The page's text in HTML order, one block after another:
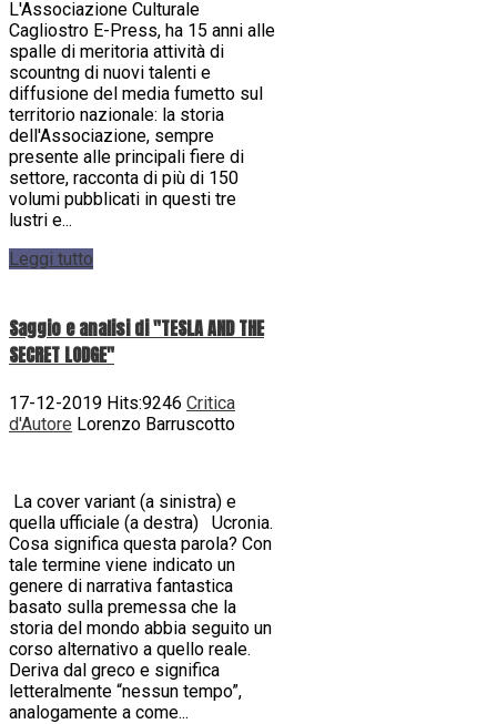
L'Associazione Culturale
Cagliostro E-Press, ha 15 anni alle
spalle di meritoria attività di
scountng di nuovi talenti e
diffusione del media fumetto sul
territorio nazionale: la storia
dell'Associazione, sempre
presente alle principali fiere di
settore, racconta di più di 150
volumi pubblicati in questi tre
lustri e...
Leggi tutto
Saggio e analisi di "TESLA AND THE
SECRET LODGE"
17-12-2019 Hits:9246 Critica
d'Autore Lorenzo Barruscotto
La cover variant (a sinistra) e
quella ufficiale (a destra) Ucronia.
Cosa significa questa parola? Con
tale termine viene indicato un
genere di narrativa fantastica
basato sulla premessa che la
storia del mondo abbia seguito un
corso alternativo a quello reale.
Deriva dal greco e significa
letteralmente “nessun tempo”,
analogamente a come...